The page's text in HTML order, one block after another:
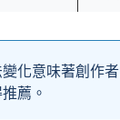
化意味著創作
薦。